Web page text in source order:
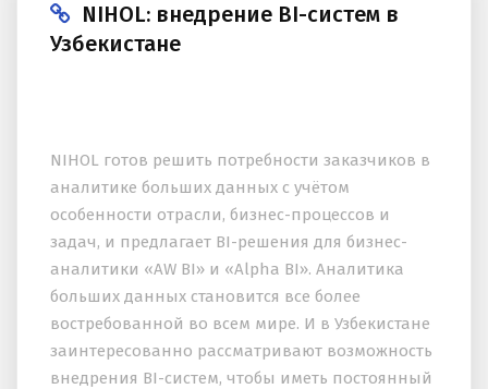
NIHOL: внедрение BI-систем в
Узбекистане
NIHOL готов решить потребности заказчиков в
аналитике больших данных с учётом
особенности отрасли, бизнес-процессов и
задач, и предлагает BI-решения для бизнес-
аналитики «AW BI» и «Alpha BI». Аналитика
больших данных становится все более
востребованной во всем мире. И в Узбекистане
заинтересованно рассматривают возможность
внедрения BI-систем, чтобы иметь постоянный